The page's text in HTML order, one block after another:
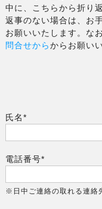
中に、こちらから折り
返事のない場合は、お
お願いいたします。な
問合せからからお願い
氏名*
電話番号*
※日中ご連絡の取れる連絡